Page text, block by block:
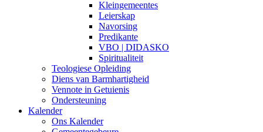
Kleingemeentes
Leierskap
Navorsing
Predikante
VBO | DIDASKO
Spiritualiteit
Teologiese Opleiding
Diens van Barmhartigheid
Vennote in Getuienis
Ondersteuning
Kalender
Ons Kalender